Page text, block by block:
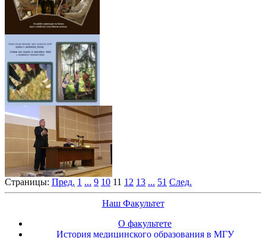
Страницы: Пред. 1 ... 9 10 11 12 13 ... 51 След.
Наш Факультет
О факультете
История медицинского образования в МГУ